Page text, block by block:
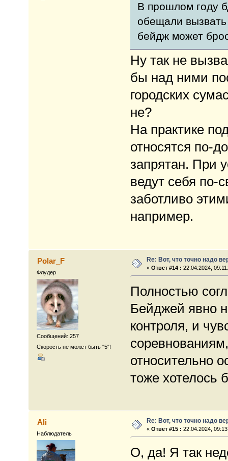
В прошлом году
обещали вызвать
бейдж может
Ну так не
бы над ними
городских
не?
На практике
относятся по-
запрятан. При
ведут себя по-
заботливо
например.
Polar_F
Флудер
Сообщений: 257
Скорость не может быть "5"!
Re: Вот, что точно надо
«Ответ #14 : 22.04.2024,
Полностью
Бейджей явно
контроля, и
относительно
тоже хотелось
Ali
Наблюдатель
Re: Вот, что точно надо
«Ответ #15 : 22.04.2024,
О, да! Я так